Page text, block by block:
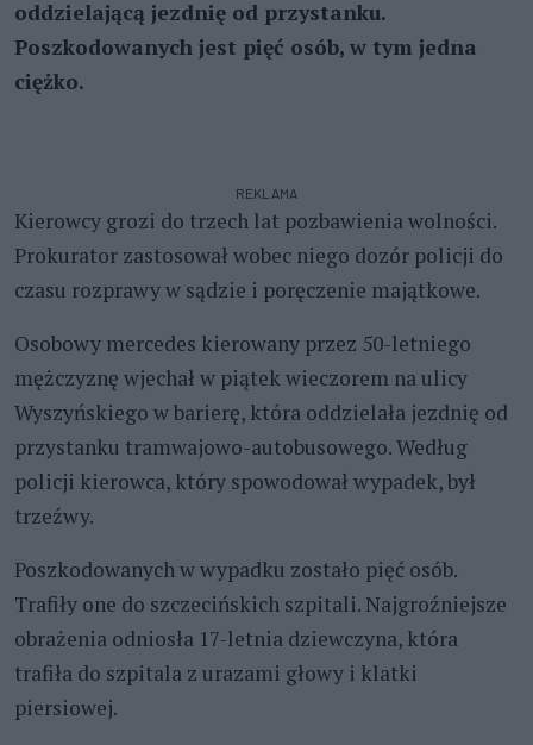
oddzielającą jezdnię od przystanku.
Poszkodowanych jest pięć osób, w tym jedna
ciężko.
REKLAMA
Kierowcy grozi do trzech lat pozbawienia wolności.
Prokurator zastosował wobec niego dozór policji do
czasu rozprawy w sądzie i poręczenie majątkowe.
Osobowy mercedes kierowany przez 50-letniego
mężczyznę wjechał w piątek wieczorem na ulicy
Wyszyńskiego w barierę, która oddzielała jezdnię od
przystanku tramwajowo-autobusowego. Według
policji kierowca, który spowodował wypadek, był
trzeźwy.
Poszkodowanych w wypadku zostało pięć osób.
Trafiły one do szczecińskich szpitali. Najgroźniejsze
obrażenia odniosła 17-letnia dziewczyna, która
trafiła do szpitala z urazami głowy i klatki
piersiowej.